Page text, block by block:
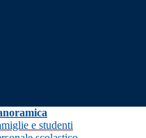
e studenti